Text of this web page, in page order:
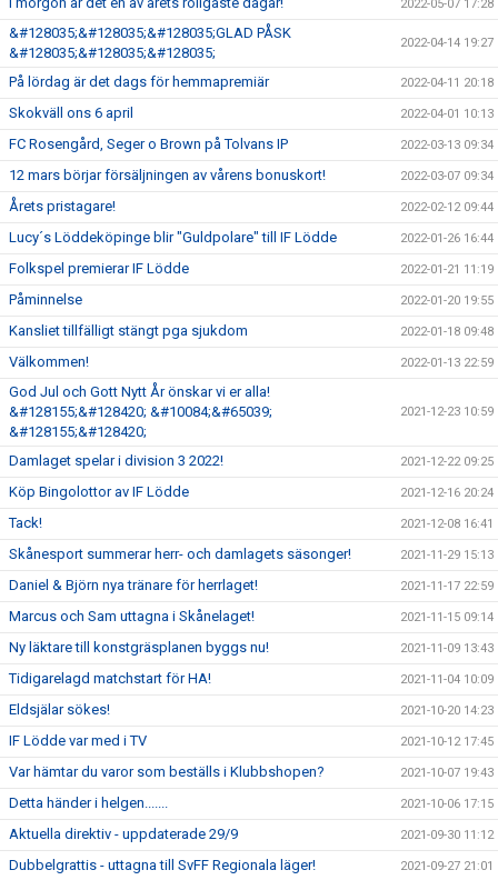
2022-05-07 17:28
&#128035;&#128035;&#128035;GLAD PÅSK
&#128035;&#128035;&#128035;
2022-04-14 19:27
På lördag är det dags för hemmapremiär 2022-04-11 20:18
Skokväll ons 6 april 2022-04-01 10:13
FC Rosengård, Seger o Brown på Tolvans IP 2022-03-13 09:34
12 mars börjar försäljningen av vårens bonuskort! 2022-03-07 09:34
Årets pristagare! 2022-02-12 09:44
Lucy´s Löddeköpinge blir "Guldpolare" till IF Lödde 2022-01-26 16:44
Folkspel premierar IF Lödde 2022-01-21 11:19
Påminnelse 2022-01-20 19:55
Kansliet tillfälligt stängt pga sjukdom 2022-01-18 09:48
Välkommen! 2022-01-13 22:59
God Jul och Gott Nytt År önskar vi er alla!
&#128155;&#128420; &#10084;&#65039;
&#128155;&#128420;
2021-12-23 10:59
Damlaget spelar i division 3 2022! 2021-12-22 09:25
Köp Bingolottor av IF Lödde 2021-12-16 20:24
Tack! 2021-12-08 16:41
Skånesport summerar herr- och damlagets säsonger! 2021-11-29 15:13
Daniel & Björn nya tränare för herrlaget! 2021-11-17 22:59
Marcus och Sam uttagna i Skånelaget! 2021-11-15 09:14
Ny läktare till konstgräsplanen byggs nu! 2021-11-09 13:43
Tidigarelagd matchstart för HA! 2021-11-04 10:09
Eldsjälar sökes! 2021-10-20 14:23
IF Lödde var med i TV 2021-10-12 17:45
Var hämtar du varor som beställs i Klubbshopen? 2021-10-07 19:43
Detta händer i helgen....... 2021-10-06 17:15
Aktuella direktiv - uppdaterade 29/9 2021-09-30 11:12
Dubbelgrattis - uttagna till SvFF Regionala läger! 2021-09-27 21:01